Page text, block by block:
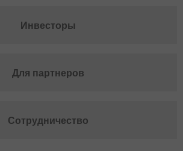
Инвесторы
Для партнеров
Сотрудничество